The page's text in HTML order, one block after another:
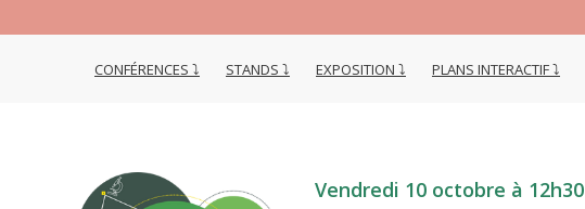
CONFÉRENCES STANDS EXPOSITION PLANS INTERACTIF
Vendredi 10 octobre à 12h30